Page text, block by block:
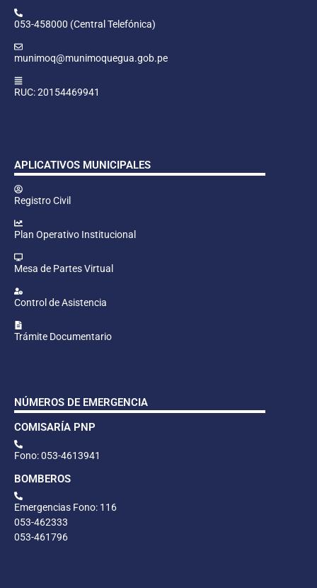
053-458000 (Central Telefónica)
munimoq@munimoquegua.gob.pe
RUC: 20154469941
APLICATIVOS MUNICIPALES
Registro Civil
Plan Operativo Institucional
Mesa de Partes Virtual
Control de Asistencia
Trámite Documentario
NÚMEROS DE EMERGENCIA
COMISARÍA PNP
Fono: 053-4613941
BOMBEROS
Emergencias Fono: 116
053-462333
053-461796